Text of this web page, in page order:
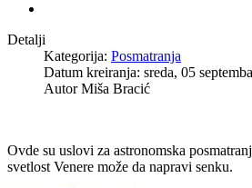
Detalji
Kategorija: Posmatranja
Datum kreiranja: sreda, 05
AutorMiša Bracić
Ovde su uslovi za astronomska
svetlost Venere može da napravi senku.